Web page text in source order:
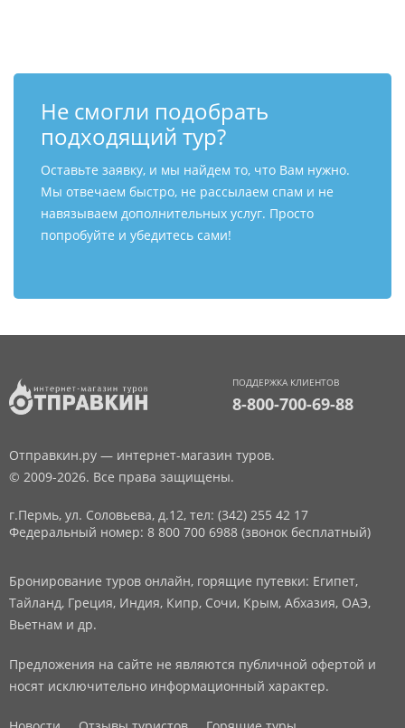
Не смогли подобрать
подходящий тур?
Оставьте заявку, и мы найдем то, что Вам нужно.
Мы отвечаем быстро, не рассылаем спам и не
навязываем дополнительных услуг. Просто
попробуйте и убедитесь сами!
ПОДДЕРЖКА КЛИЕНТОВ
8-800-700-69-88
Отправкин.ру — интернет-магазин туров.
© 2009-2026. Все права защищены.
г.Пермь, ул. Соловьева, д.12, тел: (342) 255 42 17
Федеральный номер: 8 800 700 6988 (звонок бесплатный)
Бронирование туров онлайн, горящие путевки: Египет,
Тайланд, Греция, Индия, Кипр, Сочи, Крым, Абхазия, ОАЭ,
Вьетнам и др.
Предложения на сайте не являются публичной офертой и
носят исключительно информационный характер.